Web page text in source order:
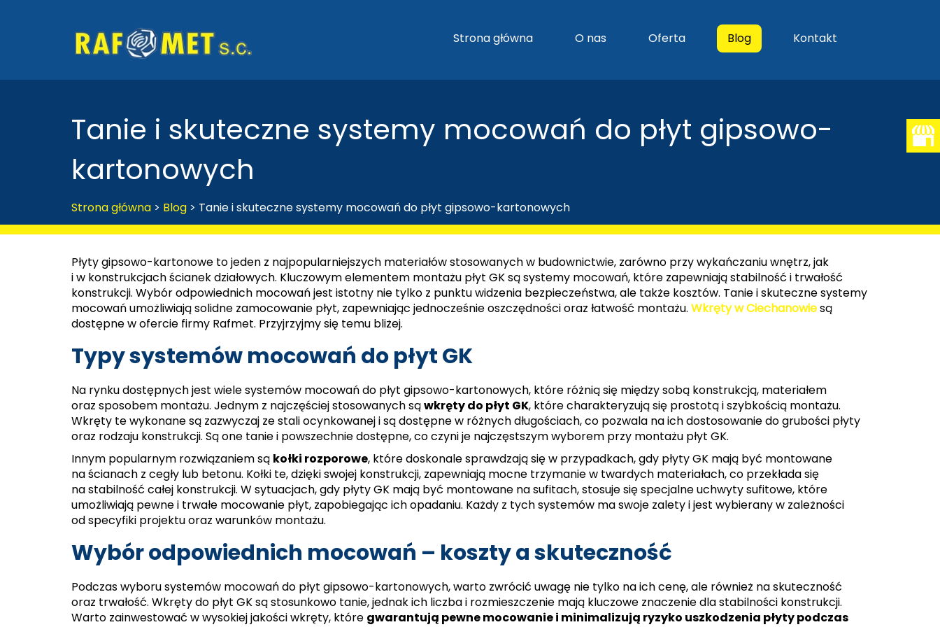
Strona główna O nas Oferta Blog Kontakt
Tanie i skuteczne systemy mocowań do płyt gipsowo-
kartonowych
Strona główna > Blog > Tanie i skuteczne systemy mocowań do płyt gipsowo-kartonowych
Płyty gipsowo-kartonowe to jeden z najpopularniejszych materiałów stosowanych w budownictwie, zarówno przy wykańczaniu wnętrz, jak
i w konstrukcjach ścianek działowych. Kluczowym elementem montażu płyt GK są systemy mocowań, które zapewniają stabilność i trwałość
konstrukcji. Wybór odpowiednich mocowań jest istotny nie tylko z punktu widzenia bezpieczeństwa, ale także kosztów. Tanie i skuteczne systemy
mocowań umożliwiają solidne zamocowanie płyt, zapewniając jednocześnie oszczędności oraz łatwość montażu. Wkręty w Ciechanowie są
dostępne w ofercie firmy Rafmet. Przyjrzyjmy się temu bliżej.
Typy systemów mocowań do płyt GK
Na rynku dostępnych jest wiele systemów mocowań do płyt gipsowo-kartonowych, które różnią się między sobą konstrukcją, materiałem
oraz sposobem montażu. Jednym z najczęściej stosowanych są wkręty do płyt GK, które charakteryzują się prostotą i szybkością montażu.
Wkręty te wykonane są zazwyczaj ze stali ocynkowanej i są dostępne w różnych długościach, co pozwala na ich dostosowanie do grubości płyty
oraz rodzaju konstrukcji. Są one tanie i powszechnie dostępne, co czyni je najczęstszym wyborem przy montażu płyt GK.
Innym popularnym rozwiązaniem są kołki rozporowe, które doskonale sprawdzają się w przypadkach, gdy płyty GK mają być montowane
na ścianach z cegły lub betonu. Kołki te, dzięki swojej konstrukcji, zapewniają mocne trzymanie w twardych materiałach, co przekłada się
na stabilność całej konstrukcji. W sytuacjach, gdy płyty GK mają być montowane na sufitach, stosuje się specjalne uchwyty sufitowe, które
umożliwiają pewne i trwałe mocowanie płyt, zapobiegając ich opadaniu. Każdy z tych systemów ma swoje zalety i jest wybierany w zależności
od specyfiki projektu oraz warunków montażu.
Wybór odpowiednich mocowań – koszty a skuteczność
Podczas wyboru systemów mocowań do płyt gipsowo-kartonowych, warto zwrócić uwagę nie tylko na ich cenę, ale również na skuteczność
oraz trwałość. Wkręty do płyt GK są stosunkowo tanie, jednak ich liczba i rozmieszczenie mają kluczowe znaczenie dla stabilności konstrukcji.
Warto zainwestować w wysokiej jakości wkręty, które gwarantują pewne mocowanie i minimalizują ryzyko uszkodzenia płyty podczas